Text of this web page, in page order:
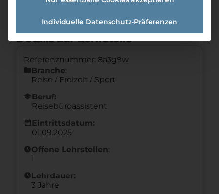
(m/w/d) - Lehre
Details zur Lehrstelle
Referenznummer: 8a3g9w
folderBranche:
Reise / Freizeit / Sport
schoolBeruf:
Reisebüroassistent
calendar_month Eintrittsdatum:
01.09.2025
scheduleOffene Lehrstellen:
1
scheduleLehrdauer:
3 Jahre
Individuelle Datenschutz-Präferenzen